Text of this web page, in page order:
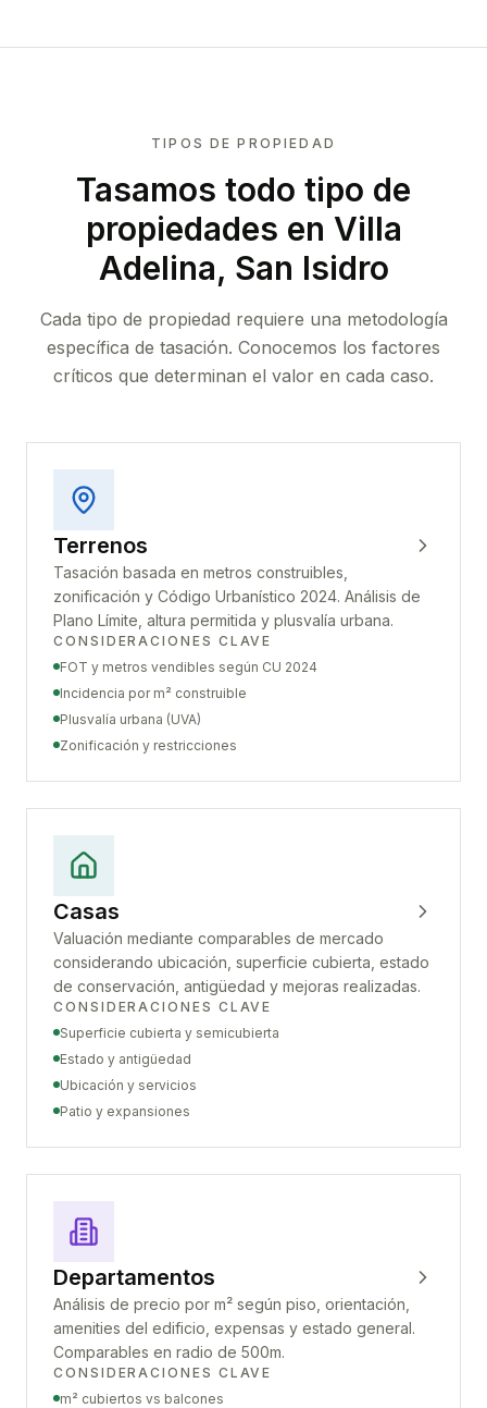
TIPOS DE PROPIEDAD
Tasamos todo tipo de
propiedades en Villa
Adelina, San Isidro
Cada tipo de propiedad requiere una metodología
específica de tasación. Conocemos los factores
críticos que determinan el valor en cada caso.
Terrenos
Tasación basada en metros construibles,
zonificación y Código Urbanístico 2024. Análisis de
Plano Límite, altura permitida y plusvalía urbana.
CONSIDERACIONES CLAVE
FOT y metros vendibles según CU 2024
Incidencia por m² construible
Plusvalía urbana (UVA)
Zonificación y restricciones
Casas
Valuación mediante comparables de mercado
considerando ubicación, superficie cubierta, estado
de conservación, antigüedad y mejoras realizadas.
CONSIDERACIONES CLAVE
Superficie cubierta y semicubierta
Estado y antigüedad
Ubicación y servicios
Patio y expansiones
Departamentos
Análisis de precio por m² según piso, orientación,
amenities del edificio, expensas y estado general.
Comparables en radio de 500m.
CONSIDERACIONES CLAVE
m² cubiertos vs balcones